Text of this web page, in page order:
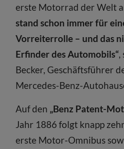
erste Motorrad der Welt
stand schon immer für
Vorreiterrolle – und das
Erfinder des Automobils“,
Becker, Geschäftsführer
Mercedes-Benz-
Auf den „Benz Patent-
Jahr 1886 folgt knapp
erste Motor-Omnibus